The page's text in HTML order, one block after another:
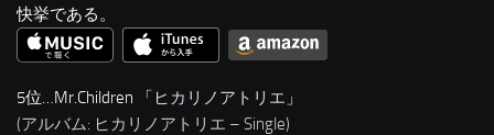
快挙である。
5位…Mr.Children 「 ヒカリノアトリエ 」
(アルバム: ヒカリノアトリエ – Single)